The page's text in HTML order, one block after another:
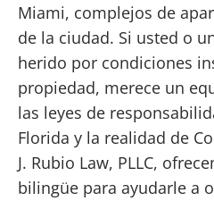
Miami, complejos de
de la ciudad. Si usted o
herido por condiciones
propiedad, merece un
las leyes de
Florida y la realidad de
J. Rubio Law, PLLC,
bilingüe para ayudarle a